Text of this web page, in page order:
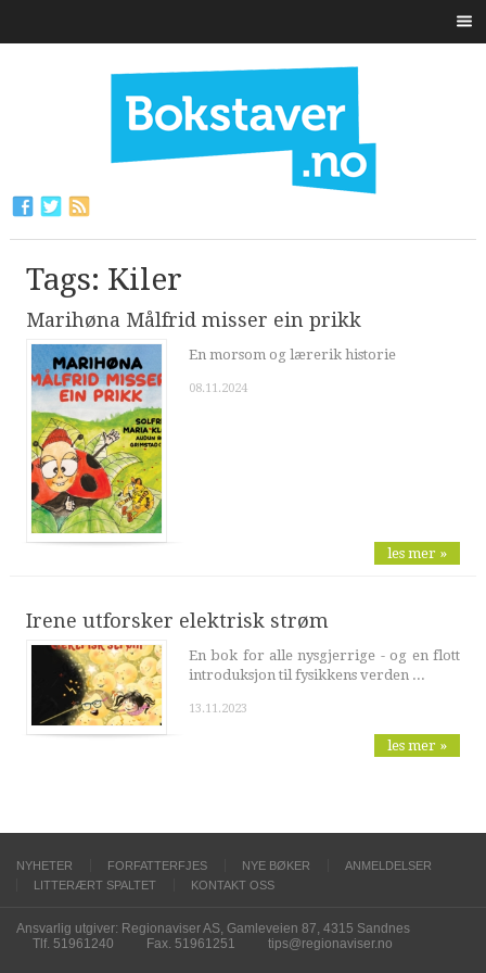
Tags: Kiler
Marihøna Målfrid misser ein prikk
En morsom og lærerik historie
08.11.2024
les mer »
Irene utforsker elektrisk strøm
En bok for alle nysgjerrige - og en flott
introduksjon til fysikkens verden ...
13.11.2023
les mer »
NYHETER FORFATTERFJES NYE BØKER
ANMELDELSER
LITTERÆRT SPALTET
KONTAKT OSS
Ansvarlig utgiver: Regionaviser AS, Gamleveien 87, 4315 Sandnes
Tlf. 51961240
Fax. 51961251 tips@regionaviser.no